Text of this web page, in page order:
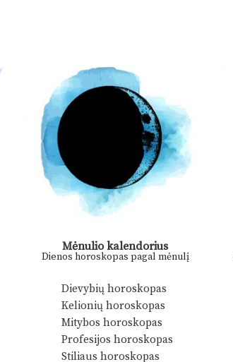
Mėnulio kalendorius
Dienos horoskopas pagal mėnulį
Dievybių horoskopas
Kelionių horoskopas
Mitybos horoskopas
Profesijos horoskopas
Stiliaus horoskopas